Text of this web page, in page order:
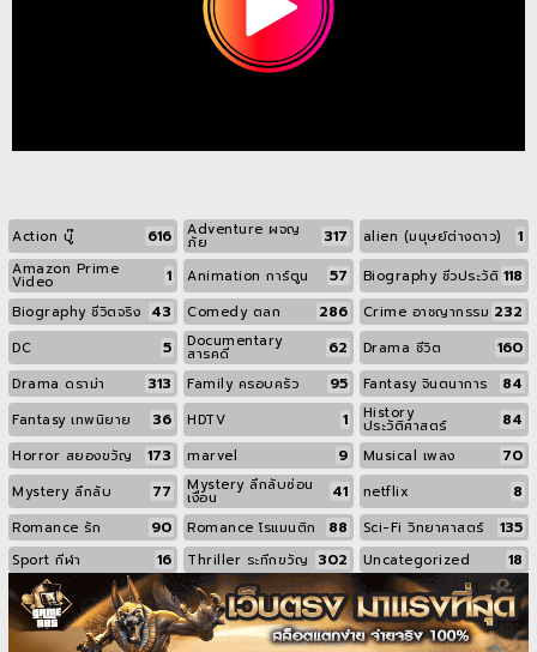
Action บู๊ 616 Adventure ผจญ
ภัย 317 alien (มนุษย์ต่างดาว) 1
Amazon Prime
Video 1 Animation การ์ตูน 57 Biography ชีวประวัติ 118
Biography ชีวิตจริง 43 Comedy ตลก 286 Crime อาชญากรรม 232
DC 5 Documentary
สารคดี 62 Drama ชีวิต 160
Drama ดราม่า 313 Family ครอบครัว 95 Fantasy จินตนาการ 84
Fantasy เทพนิยาย 36 HDTV 1 History
ประวัติศาสตร์ 84
Horror สยองขวัญ 173 marvel 9 Musical เพลง 70
Mystery ลึกลับ 77 Mystery ลึกลับซ่อน
เงื่อน 41 netflix 8
Romance รัก 90 Romance โรแมนติก 88 Sci-Fi วิทยาศาสตร์ 135
Sport กีฬา 16 Thriller ระทึกขวัญ 302 Uncategorized 18